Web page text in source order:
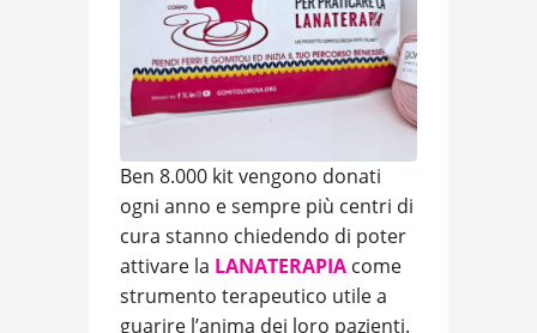
Ben 8.000 kit vengono donati
ogni anno e sempre più centri di
cura stanno chiedendo di poter
attivare la LANATERAPIA come
strumento terapeutico utile a
guarire l’anima dei loro pazienti.